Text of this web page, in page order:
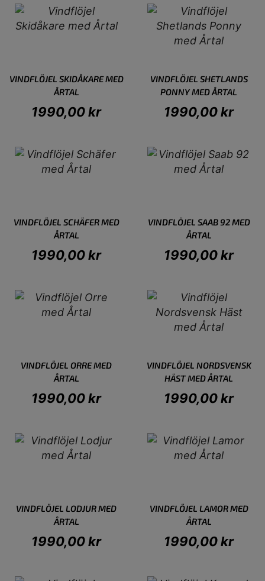
VINDFLÖJEL SKIDÅKARE MED
ÅRTAL
1990,00kr
VINDFLÖJEL SHETLANDS
PONNY MED ÅRTAL
1990,00kr
VINDFLÖJEL SCHÄFER MED
ÅRTAL
1990,00kr
VINDFLÖJEL SAAB 92 MED
ÅRTAL
1990,00kr
VINDFLÖJEL ORRE MED
ÅRTAL
1990,00kr
VINDFLÖJEL NORDSVENSK
HÄST MED ÅRTAL
1990,00kr
VINDFLÖJEL LODJUR MED
ÅRTAL
1990,00kr
VINDFLÖJEL LAMOR MED
ÅRTAL
1990,00kr